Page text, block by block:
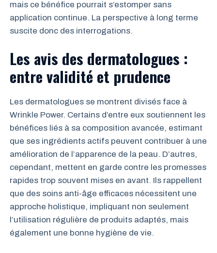
mais ce bénéfice pourrait s’estomper sans
application continue. La perspective à long terme
suscite donc des interrogations.
Les avis des dermatologues :
entre validité et prudence
Les dermatologues se montrent divisés face à
Wrinkle Power. Certains d’entre eux soutiennent les
bénéfices liés à sa composition avancée, estimant
que ses ingrédients actifs peuvent contribuer à une
amélioration de l’apparence de la peau. D’autres,
cependant, mettent en garde contre les promesses
rapides trop souvent mises en avant. Ils rappellent
que des soins anti-âge efficaces nécessitent une
approche holistique, impliquant non seulement
l’utilisation régulière de produits adaptés, mais
également une bonne hygiène de vie.